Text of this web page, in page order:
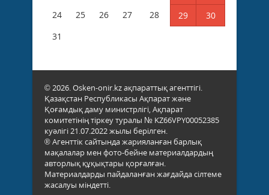
24
25 26 27 28 29
30
31
© 2026. Osken-onir.kz ақпараттық агенттігі.
Қазақстан Республикасы Ақпарат және
Қоғамдық даму министрлігі, Ақпарат
комитетінің тіркеу туралы № KZ66VPY00052385
куәлігі 21.07.2022 жылы берілген.
® Агенттік сайтында жарияланған барлық
мақалалар мен фото-бейне материалдардың
авторлық құқықтары қорғалған.
Материалдарды пайдаланған жағдайда сілтеме
жасалуы міндетті.